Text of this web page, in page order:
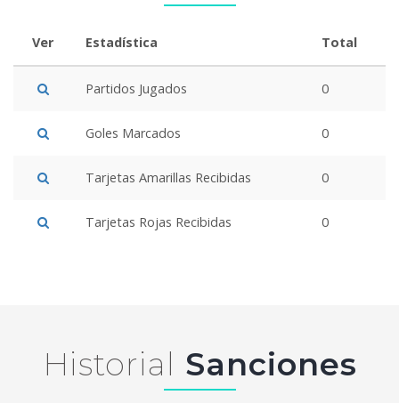
Ver Estadística Total
Partidos Jugados 0
Goles Marcados 0
Tarjetas Amarillas Recibidas 0
Tarjetas Rojas Recibidas 0
Historial Sanciones